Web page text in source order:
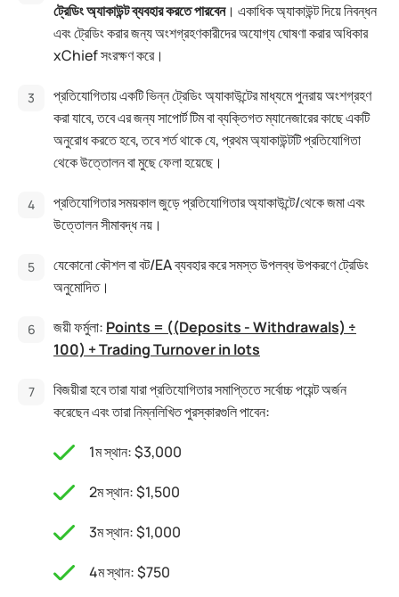
ট্রেডিং অ্যাকাউন্ট ব্যবহার করতে পারবেন। একাধিক অ্যাকাউন্ট দিয়ে নিবন্ধন
এবং ট্রেডিং করার জন্য অংশগ্রহণকারীদের অযোগ্য ঘোষণা করার অধিকার
xChief সংরক্ষণ করে।
প্রতিযোগিতায় একটি ভিন্ন ট্রেডিং অ্যাকাউন্টের মাধ্যমে পুনরায় অংশগ্রহণ
করা যাবে, তবে এর জন্য সাপোর্ট টিম বা ব্যক্তিগত ম্যানেজারের কাছে একটি
অনুরোধ করতে হবে, তবে শর্ত থাকে যে, প্রথম অ্যাকাউন্টটি প্রতিযোগিতা
থেকে উত্তোলন বা মুছে ফেলা হয়েছে।
প্রতিযোগিতার সময়কাল জুড়ে প্রতিযোগিতার অ্যাকাউন্টে/থেকে জমা এবং
উত্তোলন সীমাবদ্ধ নয়।
যেকোনো কৌশল বা বট/EA ব্যবহার করে সমস্ত উপলব্ধ উপকরণে ট্রেডিং
অনুমোদিত।
জয়ী ফর্মুলা: Points = ((Deposits - Withdrawals) ÷
100) + Trading Turnover in lots
বিজয়ীরা হবে তারা যারা প্রতিযোগিতার সমাপ্তিতে সর্বোচ্চ পয়েন্ট অর্জন
করেছেন এবং তারা নিম্নলিখিত পুরস্কারগুলি পাবেন:
1ম স্থান: $3,000
2ম স্থান: $1,500
3ম স্থান: $1,000
4ম স্থান: $750